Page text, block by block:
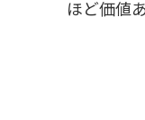
ほど価値